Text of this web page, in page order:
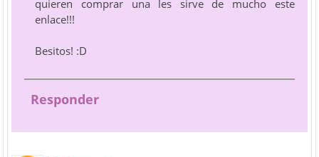
quieren comprar una les sirve de mucho este
enlace!!!
Besitos! :D
Responder